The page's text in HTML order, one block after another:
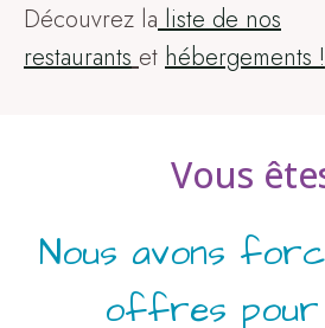
Découvrez la liste de nos
restaurants et hébergements !
Vous
Nous avons
offres pour